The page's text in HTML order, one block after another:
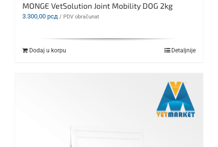
MONGE VetSolution Joint Mobility DOG 2kg
3.300,00 рсд / PDV obračunat
Dodaj u korpu Detaljnije